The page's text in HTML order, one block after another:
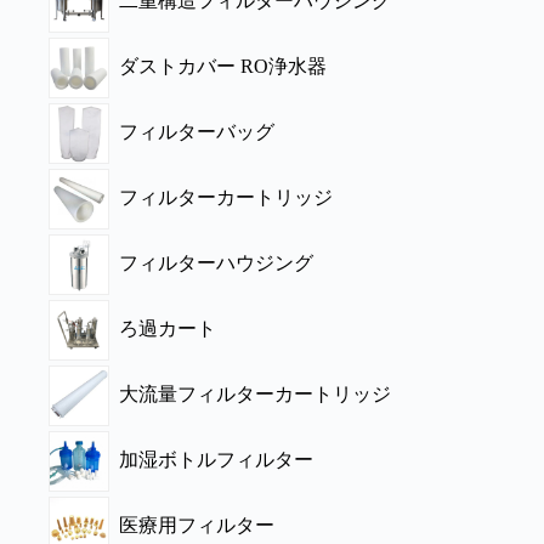
ダストカバー RO浄水器
フィルターバッグ
フィルターカートリッジ
フィルターハウジング
ろ過カート
大流量フィルターカートリッジ
加湿ボトルフィルター
医療用フィルター